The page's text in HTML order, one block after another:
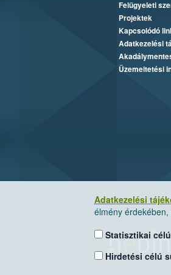
Adatkezelési
élmény
Statisztikai
Hirdetési célú
Felügyeleti
Projektek
Kapcsolódó
Adatkezelési
Üzemeltetési